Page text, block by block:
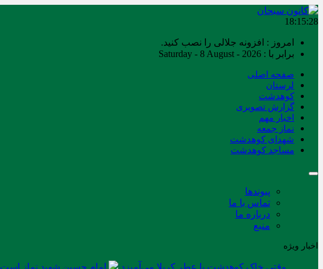
18:15:28
امروز : افزونه جلالی را نصب کنید.
برابر با : Saturday - 8 August - 2026
صفحه اصلی
لرستان
کوهدشت
گزارش تصویری
اخبار مهم
نماز جمعه
شهدای کوهدشت
مساجد کوهدشت
پیوندها
تماس با ما
درباره ما
منبع
اخبار ویژه
وقتی خاک کوهدشت با عطر کربلا می‌آمیزد امام حسین شهید نماز است